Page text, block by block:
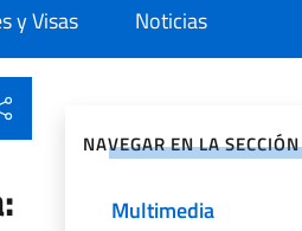
y Visas Noticias
NAVEGAR EN LA SECCIÓN
Multimedia